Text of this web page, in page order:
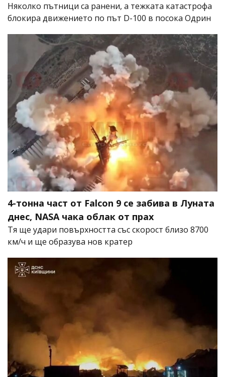
Няколко пътници са ранени, а тежката катастрофа
блокира движението по път D-100 в посока Одрин
4-тонна част от Falcon 9 се забива в Луната
днес, NASA чака облак от прах
Тя ще удари повърхността със скорост близо 8700
км/ч и ще образува нов кратер